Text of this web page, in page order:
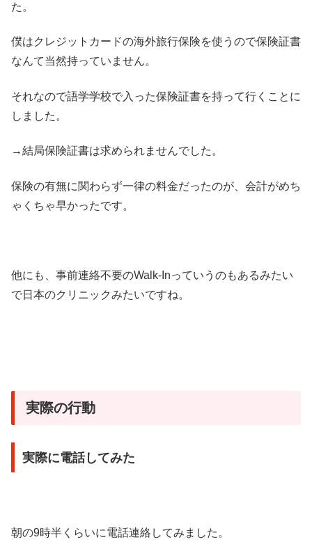
た。
僕はクレジットカードの海外旅行保険を使うので保険証書
なんて当然持っていません。
それなので語学学校で入った保険証書を持って行くことに
しました。
→結局保険証書は求められませんでした。
保険の有無に関わらず一律の料金だったのが、会計がめち
ゃくちゃ早かったです。
他にも、事前連絡不要のWalk-Inっていうのもあるみたい
で日本のクリニックみたいですね。
実際の行動
実際に電話してみた
朝の9時半くらいに電話連絡してみました。